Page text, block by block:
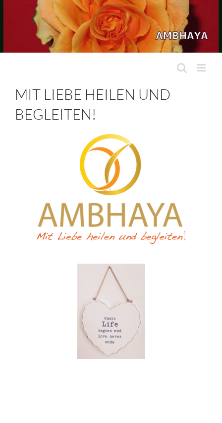
MIT LIEBE HEILEN UND
BEGLEITEN!